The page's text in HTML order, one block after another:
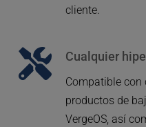
cliente.
Cualquier
Compatible con
productos de
VergeOS, así